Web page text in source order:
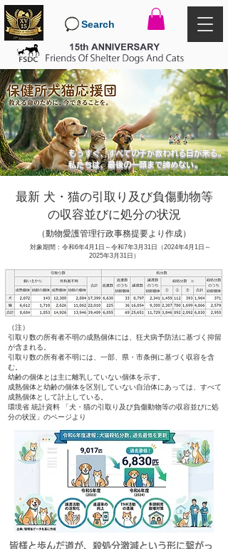
Search
もうすぐ、すべての子が救われる日が来る。
私たちは、最後の一頭まで諦めない。
最新 犬・猫の引取り及び負傷動物等
の収容並びに処分の状況
（動物愛護管理行政事務提要より作成）
対象期間：令和6年4月1日～令和7年3月31日（2024年4月1日～
2025年3月31日）
（注）
引取り数の所有者不明の成熟個体には、狂犬病予防法に基づく抑留
が含まれる。
引取り数の所有者不明には、一部、県・市条例に基づく収容を含
む。
幼齢の個体とは主に離乳していない個体を示す。
成熟個体と幼齢の個体を区別していない自治体にあっては、すべて
成熟個体として計上している。
環境省 統計資料 「犬・猫の引取り及び負傷動物等の収容並びに処
分の状況」のページより
皆様と歩んだ道が、殺処分激減という形に繋がっ